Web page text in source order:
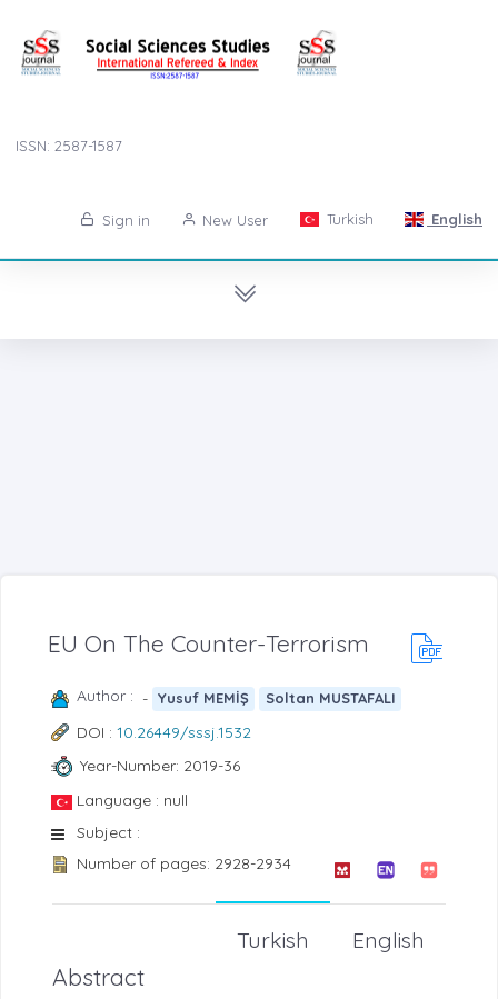
ISSN: 2587-1587
Sign in New User Turkish English
EU On The Counter-Terrorism
Author : - Yusuf MEMİŞ Soltan MUSTAFALI
DOI : 10.26449/sssj.1532
Year-Number: 2019-36
Language : null
Subject :
Number of pages: 2928-2934
English
Turkish
Abstract